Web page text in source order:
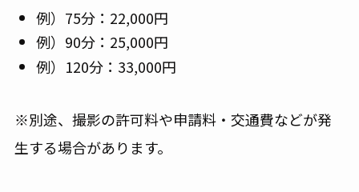
例）75分：22,000円
例）90分：25,000円
例）120分：33,000円
※別途、撮影の許可料や申請料・交通費などが発
生する場合があります。